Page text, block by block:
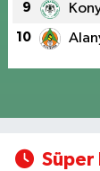
9
10
Süper